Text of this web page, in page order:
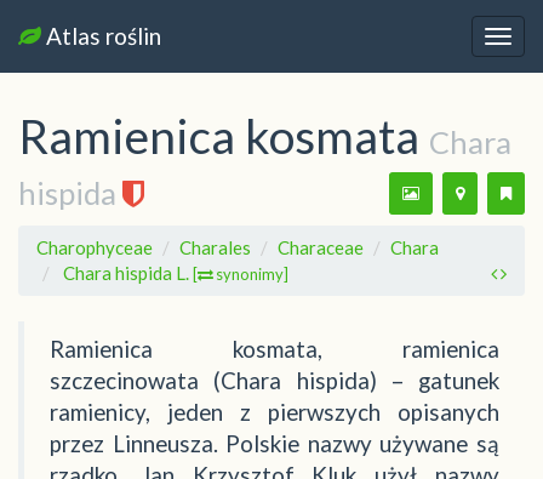
Atlas roślin
Ramienica kosmata Chara
hispida
Charophyceae Charales Characeae
Chara
Chara hispida L. [ synonimy]
Ramienica kosmata, ramienica
szczecinowata (Chara hispida) – gatunek
ramienicy, jeden z pierwszych opisanych
przez Linneusza. Polskie nazwy używane są